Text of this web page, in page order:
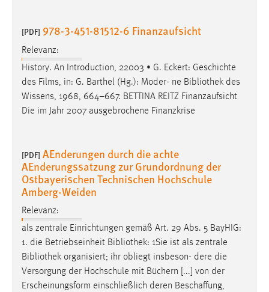
[PDF] 978-3-451-81512-6 Finanzaufsicht
Relevanz:
History. An Introduction, 22003 • G. Eckert: Geschichte
des Films, in: G. Barthel (Hg.): Moder- ne Bibliothek des
Wissens, 1968, 664–667. BETTINA REITZ Finanzaufsicht
Die im Jahr 2007 ausgebrochene Finanzkrise
[PDF] AEnderungen durch die achte
AEnderungssatzung zur Grundordnung der
Ostbayerischen Technischen Hochschule
Amberg-Weiden
Relevanz:
als zentrale Einrichtungen gemäß Art. 29 Abs. 5 BayHIG:
1. die Betriebseinheit Bibliothek: 1Sie ist als zentrale
Bibliothek organisiert; ihr obliegt insbeson- dere die
Versorgung der Hochschule mit Büchern [...] von der
Erscheinungsform einschließlich deren Beschaffung,